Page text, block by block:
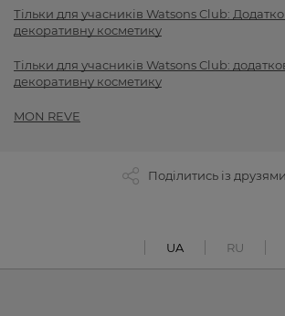
Тільки для учасників Watsons Club:
декоративну косметику
Тільки для учасників Watsons Club:
декоративну косметику
MON REVE
Поділитись із друзями
UA RU